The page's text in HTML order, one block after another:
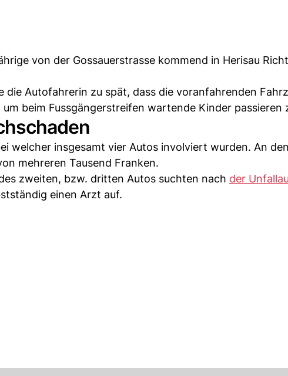
von der Gossauerstrasse kommend in Herisau
die Autofahrerin zu spät, dass die voranfahrenden
beim Fussgängerstreifen wartende Kinder passieren
welcher insgesamt vier Autos involviert wurden. An den
mehreren Tausend Franken.
zweiten, bzw. dritten Autos suchten nach der
einen Arzt auf.